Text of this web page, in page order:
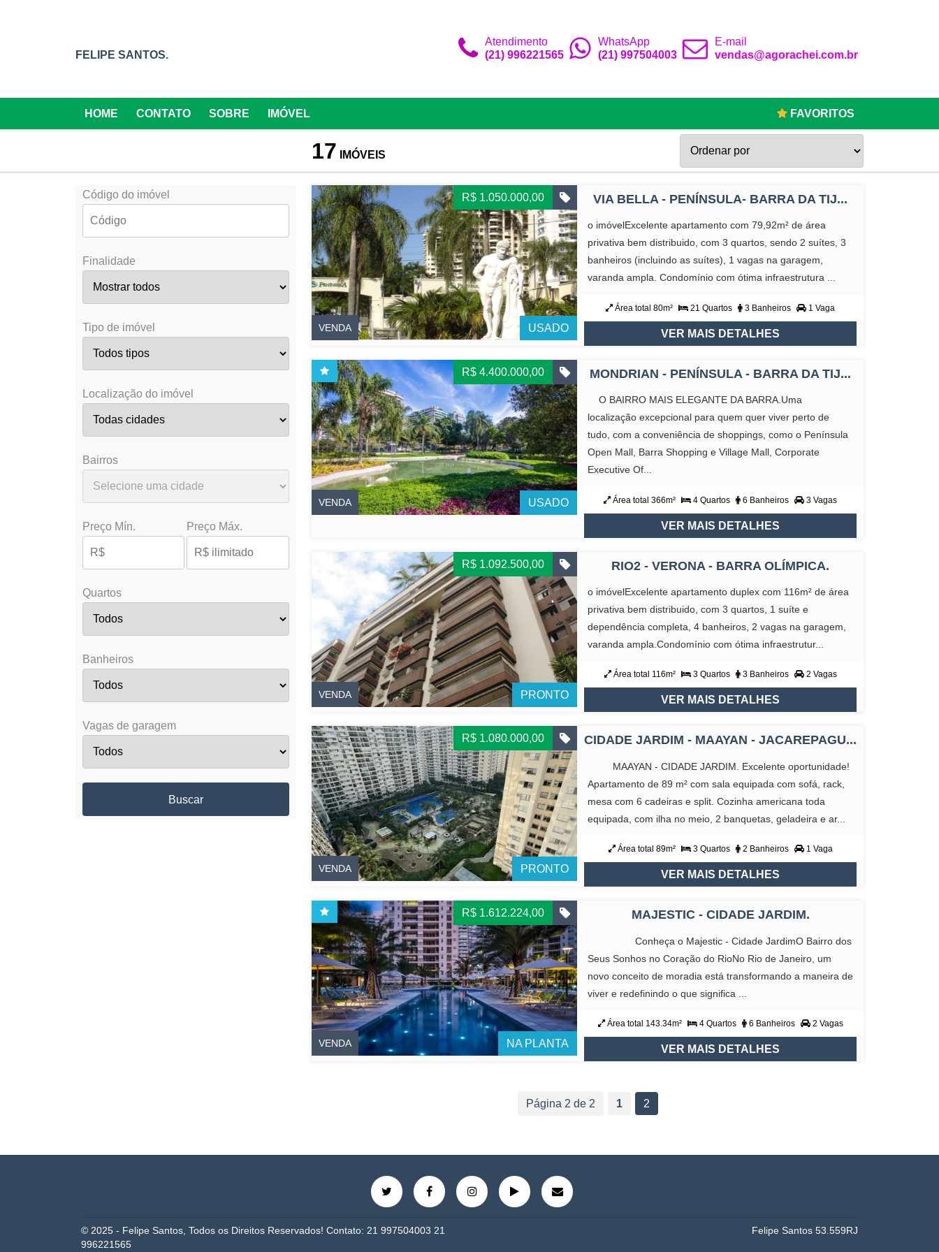
FELIPE SANTOS.
Atendimento
(21) 996221565
WhatsApp
(21) 997504003
E-mail
vendas@agorachei.com.br
FAVORITOS
HOME CONTATO SOBRE IMÓVEL
17 IMÓVEIS
USADO
R$ 1.050.000,00
VENDA
VIA BELLA - PENÍNSULA- BARRA DA TIJ...
o imóvelExcelente apartamento com 79,92m² de área
privativa bem distribuido, com 3 quartos, sendo 2 suítes, 3
banheiros (incluindo as suítes), 1 vagas na garagem,
varanda ampla. Condomínio com ótima infraestrutura ...
Área total 80m² 21 Quartos 3 Banheiros 1 Vaga
VER MAIS DETALHES
USADO
R$ 4.400.000,00
VENDA
MONDRIAN - PENÍNSULA - BARRA DA TIJ...
O BAIRRO MAIS ELEGANTE DA BARRA.Uma
localização excepcional para quem quer viver perto de
tudo, com a conveniência de shoppings, como o Península
Open Mall, Barra Shopping e Village Mall, Corporate
Executive Of...
Área total 366m² 4 Quartos 6 Banheiros 3 Vagas
VER MAIS DETALHES
PRONTO
R$ 1.092.500,00
VENDA
RIO2 - VERONA - BARRA OLÍMPICA.
o imóvelExcelente apartamento duplex com 116m² de área
privativa bem distribuido, com 3 quartos, 1 suíte e
dependência completa, 4 banheiros, 2 vagas na garagem,
varanda ampla.Condomínio com ótima infraestrutur...
Área total 116m² 3 Quartos 3 Banheiros 2 Vagas
VER MAIS DETALHES
PRONTO
R$ 1.080.000,00
VENDA
CIDADE JARDIM - MAAYAN - JACAREPAGU...
MAAYAN - CIDADE JARDIM. Excelente oportunidade!
Apartamento de 89 m² com sala equipada com sofá, rack,
mesa com 6 cadeiras e split. Cozinha americana toda
equipada, com ilha no meio, 2 banquetas, geladeira e ar...
Área total 89m² 3 Quartos 2 Banheiros 1 Vaga
VER MAIS DETALHES
NA PLANTA
R$ 1.612.224,00
VENDA
MAJESTIC - CIDADE JARDIM.
Conheça o Majestic - Cidade JardimO Bairro dos
Seus Sonhos no Coração do RioNo Rio de Janeiro, um
novo conceito de moradia está transformando a maneira de
viver e redefinindo o que significa ...
Área total 143.34m² 4 Quartos 6 Banheiros 2 Vagas
VER MAIS DETALHES
Página 2 de 2 1 2
Código do imóvel
Finalidade
Tipo de imóvel
Localização do imóvel
Bairros
Preço Mín. Preço Máx.
Quartos
Banheiros
Vagas de garagem
© 2025 - Felipe Santos, Todos os Direitos Reservados! Contato: 21 997504003 21
996221565
Felipe Santos 53.559RJ